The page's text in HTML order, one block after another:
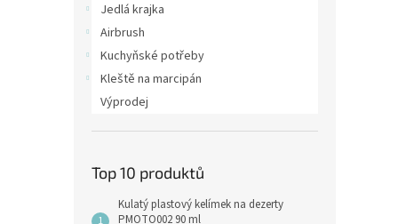
Jedlá krajka
Airbrush
Kuchyňské potřeby
Kleště na marcipán
Výprodej
Top 10 produktů
Kulatý plastový kelímek na dezerty
PMOTO002 90 ml